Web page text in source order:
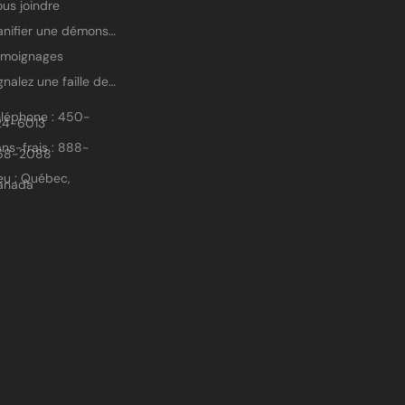
joindre
Planifier une démonstration
Signalez une faille de sécurité
: 450-
6013
frais : 888-
2088
: Québec,